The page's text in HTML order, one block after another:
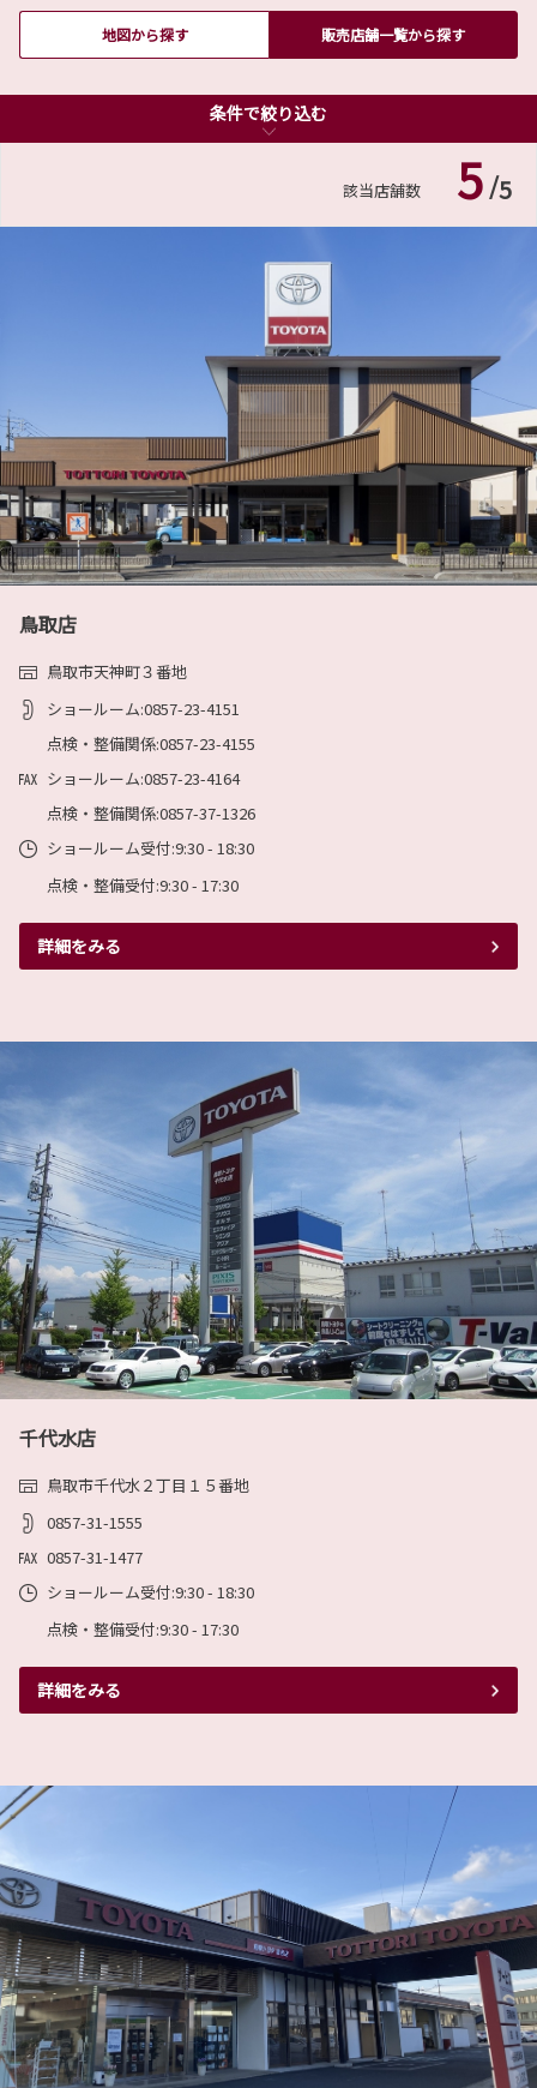
ハイエースワゴンを一部改良
TOYOTAは、ハイエースワゴンを一部改良し、7
月1日に発売します。詳しくは下記リンクからご
TOYOTAは、ハイエースコミューターを一部改
良し、7月1日に発売します。詳しくは下記リン
2026-06-04
ピクシス バンのガソリン車を一部改良
TOYOTAは、ピクシス バンのガソリン車を一部
改良し、6月4日に発売しました。
詳細は下記リンクからご確認下さい。
アルファードを一部改良
TOYOTAは、アルファードを一部改良し、6月3
日に発売しました。詳細は下記リンクからご確
認ください。
詳しくはこちら
2026-06-03
ヴェルファイアを一部改良
2026-05-28
新型「ハイラックス」を発売
TOYOTAは、ハイラックスをフルモデルチェン
ジし、5月28日に発売しました。
新型「ハイラックス」は、力強さと先進性を融
合させたエクステリアデザインへと刷新すると
ともに、パワートレーンには、パワフルで高い
耐久性が特長の1GDディーゼルエンジンを採用しました。走行性能の向上に加
え、安全・安心機能やコネクティッド機能を拡充することで、日常使いからアウ
トドアまで、さまざまなシーンにおいて快適かつ安心してお乗りいただけるピッ
クアップトラックへと進化しています。
詳しくは下記リンクからご確認下さい。
詳しくはこちら
2026-05-14
ランドクルーザー、新型車“FJ”シリーズ
を発売
ル）に“FJ”シリーズを新たにラインアップし、5
今回、ランクルの3シリーズ（“300”、“70”、“250”）に加え、新たに追加し
た“FJ”シリーズは、「もっと多くのお客様にもっと気軽にランクルを楽しんでい
ただきたい」という思いから開発しました。「Freedom＆Joy」をコンセプト
える「信頼性・耐久性・悪路走破性」を継承し、つくり込みました。
詳しくは下記リンクからご確認下さい。
2026-05-12
カローラ ツーリングの特別仕様車 ACTIV
E SPORTを、60周年記念仕様にアップデ
ート
TOYOTAは、本年10月20日に迎えるカローラシ
リーズの誕生60周年を記念し、カローラ ツーリ
米子東店：令和6年9月19日（木）13:00~終日
※13時までは通常営業いたします。
上げます。
2024年4月1日より閉店時間が変更になりました
いつも鳥取トヨタのホームページをご覧いただ
さて、弊社の2024年4月1日からの閉店時間を下
記のように変更させて頂きました。
閉店時間 18時45分（15分短縮）
＊なお、開店時間は9時30分からで変更はありません。
皆様にはご不便をおかけすることとなりますが、何卒ご理解の程よろしくお願い
いたします。
詳しくはこちら
2024-03-09
鳥取トヨタの2024年度版のカレンダーを
鳥取トヨタの2024年度の年間定休日カレンダー
を公開いたします。基本定休日は毎週月曜日と
第１・第２・第３火曜日となります。（月によ
って異なる場合も有ります。）
紙のカレンダーは現在印刷中です。もう少しお待ちください。
2023-11-03
願い申し上げます。尚、一部工事が続いており
ご迷惑をお掛けしますがご理解宜しくお願い致
します。ご来店を心よりお待ちしております。
詳しくはこちら
2023-09-17
米子店にてKINTO＆UQmobile合同イベン
ト開催！
10月21日(土)、22日(日)の2日間に渡り米子店
でKINTO＆UQmobile合同イベントを開催しま
す。メンテナンスと自動車保険コミコミの車の
サブスクリプション＆通信費の見直しで家計の負担を減らすチャンスです。是
非、足をお運び下さい。
詳しくはこちら
2023-07-01
整備料金改定のご案内
日頃より弊社をご愛顧いただき誠にありがとう
令和５年８ 月より、下記の 通り 車検等の整備料
します。
詳しい内容は下記リンクからご確認下さい。
鳥取トヨタでは、来月７月１日と２日倉吉店に
てKINTOさんとKDDIさん参加のコラボイベント
を実施します。
この機会に、車のサブスプリクションの説明と
通信費の見直しを行います。固定費を下げて負
担少なく新車に乗っちゃいましょう。ぜひご参加下さい。
詳しくはこちら
地図から探す 販売店舗一覧から探す
条件で絞り込む
該当店舗数 5 /5
バリアフリー/多目的駐車
条件で絞り込む
鳥取店
鳥取市天神町３番地
ショールーム:0857-23-4151
点検・整備関係:0857-23-4155
ショールーム:0857-23-4164
点検・整備関係:0857-37-1326
ショールーム受付:9:30 - 18:30
点検・整備受付:9:30 - 17:30
詳細をみる
千代水店
鳥取市千代水２丁目１５番地
0857-31-1555
0857-31-1477
ショールーム受付:9:30 - 18:30
点検・整備受付:9:30 - 17:30
詳細をみる